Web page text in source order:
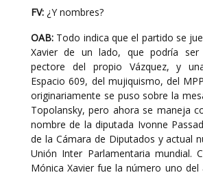
FV: ¿Y nombres?
OAB: Todo indica que el partido se
Xavier de un lado, que podría ser
pectore del propio Vázquez, y
Espacio 609, del mujiquismo, del
originariamente se puso sobre la
Topolansky, pero ahora se maneja
nombre de la diputada Ivonne
de la Cámara de Diputados y actual
Unión Inter Parlamentaria mundial.
Mónica Xavier fue la número uno del